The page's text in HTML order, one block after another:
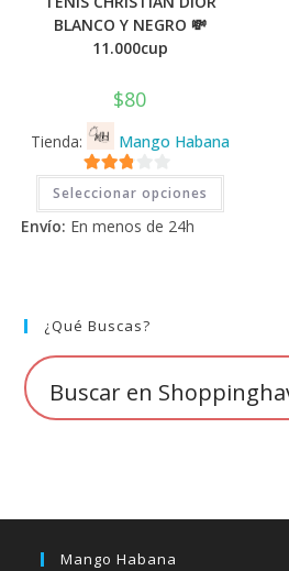
BLANCO Y NEGRO 💸
11.000cup
$80
Tienda: Mango Habana
2.71
de 5
Seleccionar opciones
Este
tiene
la
de
producto
Envío: En menos de 24h
¿Qué Buscas?
Mango Habana